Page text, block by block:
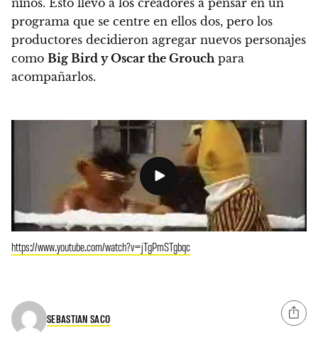
niños. Esto llevó a los creadores a pensar en un
programa que se centre en ellos dos, pero los
productores decidieron agregar nuevos personajes
como Big Bird y Oscar the Grouchpara
acompañarlos.
https://www.youtube.com/watch?v=jTgPmSTgbqc
SEBASTIAN SACO